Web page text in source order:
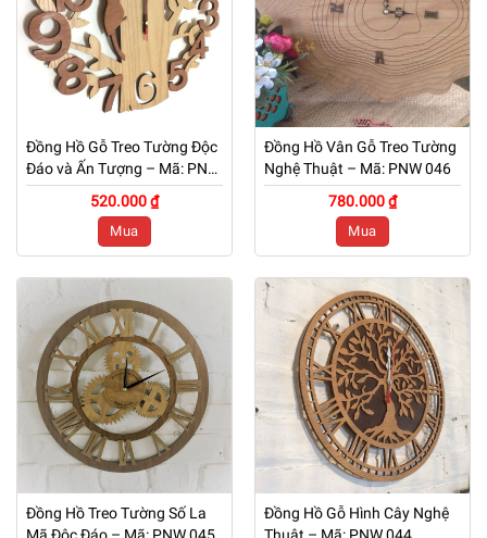
Đồng Hồ Gỗ Treo Tường Độc
Đáo và Ấn Tượng – Mã: PNW
047
520.000 ₫
Mua
Đồng Hồ Vân Gỗ Treo Tường
Nghệ Thuật – Mã: PNW 046
780.000 ₫
Mua
Đồng Hồ Treo Tường Số La
Đồng Hồ Gỗ Hình Cây Nghệ